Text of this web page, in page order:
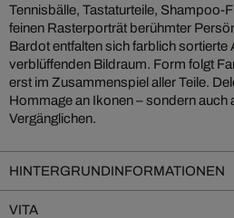
Tennisbälle, Tastaturteile, Shampoo-
feinen Rasterporträt berühmter
Bardot entfalten sich farblich sortierte
verblüffenden Bildraum. Form folgt
erst im Zusammenspiel aller Teile.
Hommage an Ikonen – sondern auch
Vergänglichen.
HINTERGRUNDINFORMATIONEN
VITA